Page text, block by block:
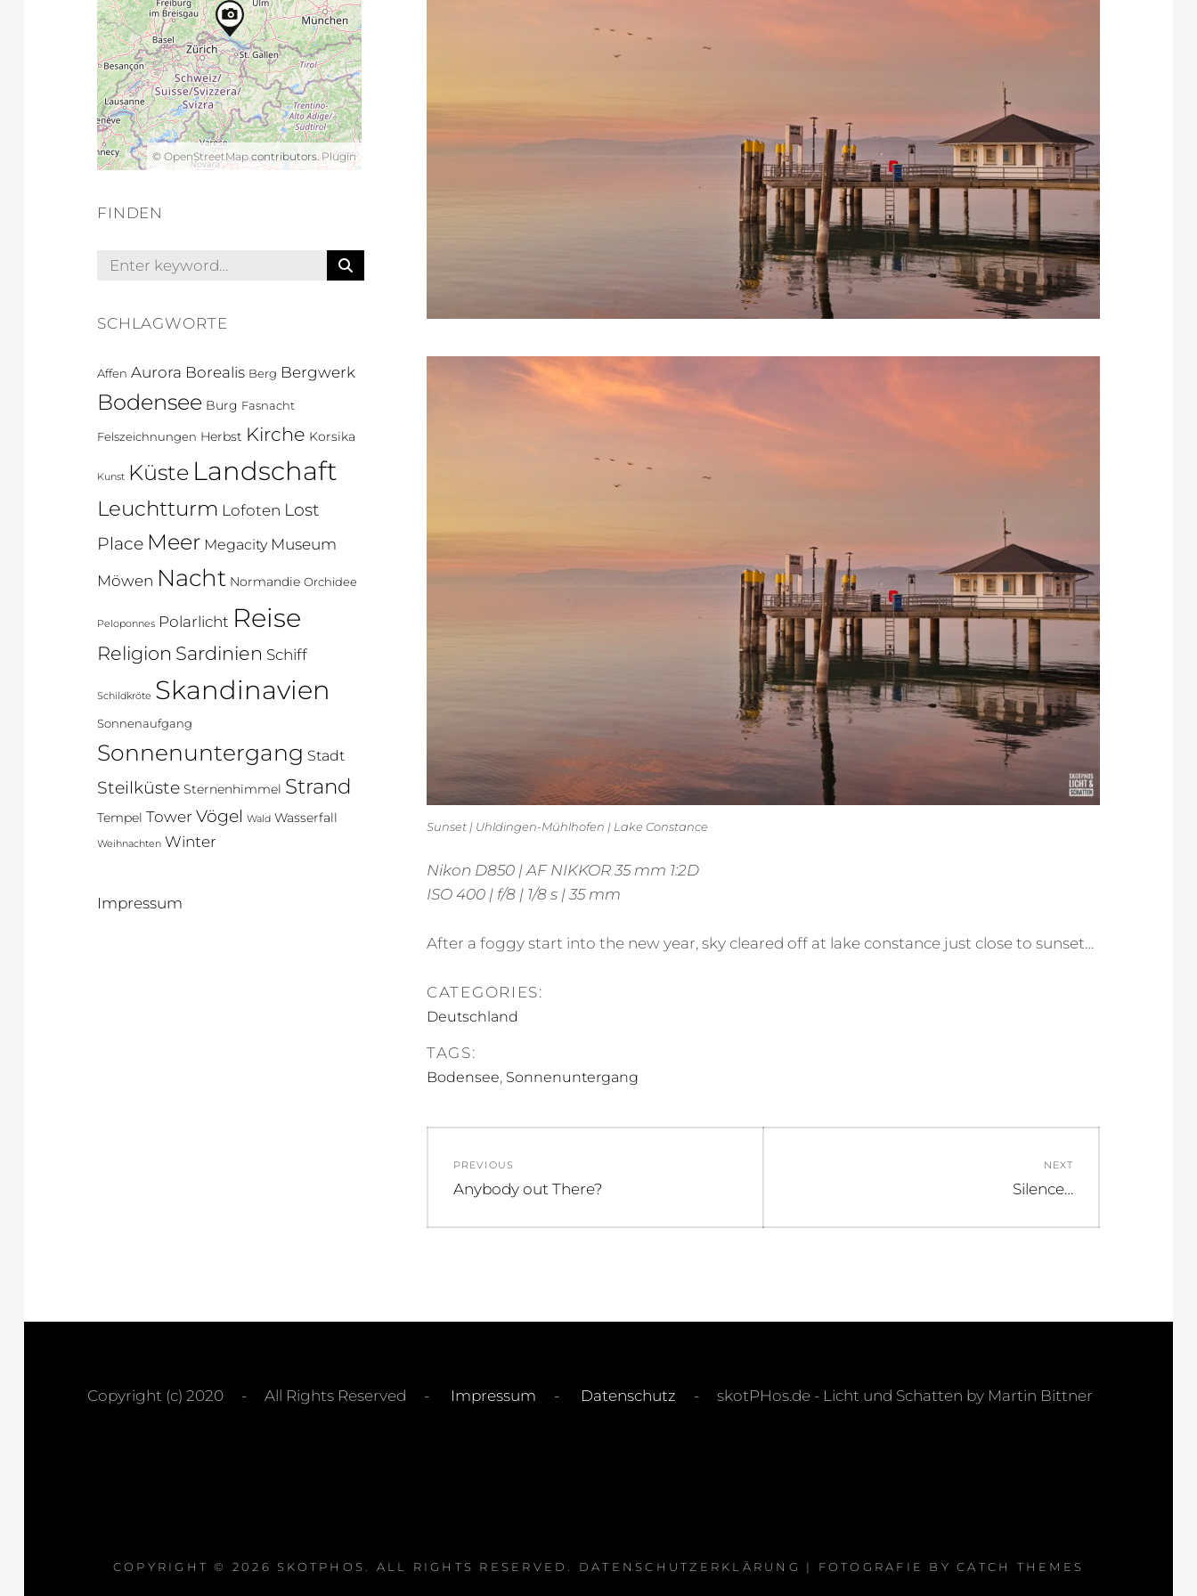
Sunset | Uhldingen-Mühlhofen | Lake Constance
Nikon D850 | AF NIKKOR 35 mm 1:2D
ISO 400 | f/8 | 1/8 s | 35 mm
After a foggy start into the new year, sky cleared off at lake constance just close to sunset…
CATEGORIES:
Deutschland
TAGS:
Bodensee, Sonnenuntergang
PREVIOUS
Previous
Anybody out There?
NEXT
Next
Silence…
© OpenStreetMapcontributors.Plugin
FINDEN
Search
E
SCHLAGWORTE
Affen Aurora Borealis Berg Bergwerk
Bodensee Burg Fasnacht
Felszeichnungen Herbst Kirche Korsika
Kunst Küste Landschaft
Leuchtturm Lofoten Lost
Place Meer Megacity Museum
Möwen Nacht Normandie Orchidee
Peloponnes Polarlicht Reise
Religion Sardinien Schiff
Schildkröte Skandinavien
Sonnenaufgang
Sonnenuntergang Stadt
Steilküste Sternenhimmel Strand
Tempel Tower Vögel Wald Wasserfall
Weihnachten Winter
Impressum
Copyright (c) 2020 - All Rights Reserved - Impressum - Datenschutz - skotPHos.de - Licht und Schatten by Martin Bittner
COPYRIGHT © 2026 SKOTPHOS . ALL RIGHTS RESERVED. DATENSCHUTZERKLÄRUNG | FOTOGRAFIE BYCATCH THEMES